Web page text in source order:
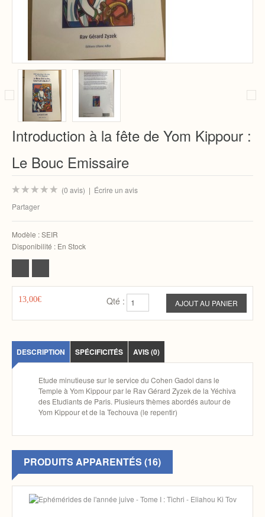
Introduction à la fête de Yom Kippour :
Le Bouc Emissaire
(0 avis) | Écrire un avis
Partager
Modèle :SEIR
Disponibilité : En Stock
13,00€ Qté :
DESCRIPTION SPÉCIFICITÉS AVIS (0)
Etude minutieuse sur le service du Cohen Gadol dans le
Temple à Yom Kippour par le Rav Gérard Zyzek de la Yéchiva
des Etudiants de Paris. Plusieurs thèmes abordés autour de
Yom Kippour et de la Techouva (le repentir)
PRODUITS APPARENTÉS (16)